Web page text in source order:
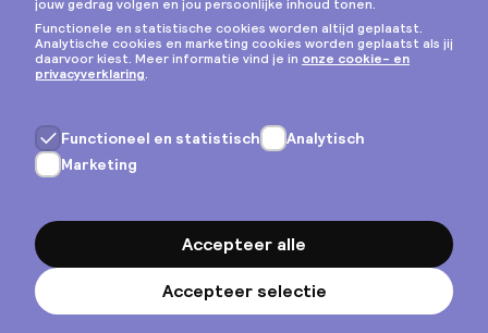
Privacy & cookies
Algemene voorwaarden